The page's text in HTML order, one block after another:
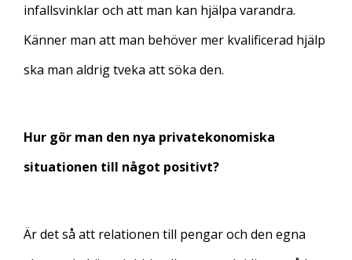
infallsvinklar och att man kan hjälpa varandra.
Känner man att man behöver mer kvalificerad hjälp
ska man aldrig tveka att söka den.
Hur gör man den nya privatekonomiska
situationen till något positivt?
Är det så att relationen till pengar och den egna